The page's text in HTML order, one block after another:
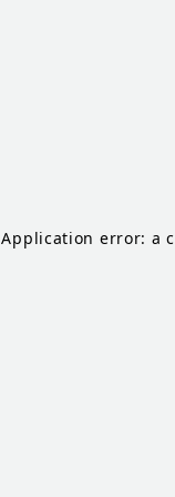
Application error: a